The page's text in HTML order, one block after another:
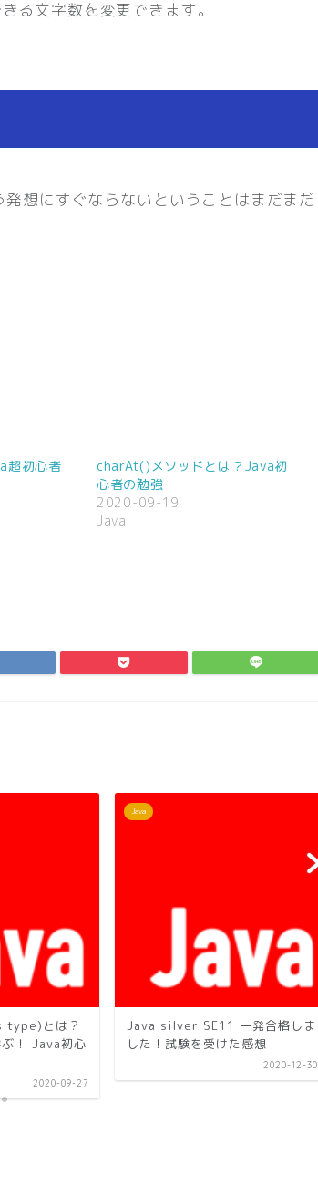
る文字数を変更できます。
想にすぐならないということはまだまだ
超初心者
charAt()メソッドとは？Java初
心者の勉強
2020-09-19
Java
type)とは？
！ Java初心
2020-09-27
Java
Java silver SE11 一発合格しま
した！試験を受けた感想
2020-12-30